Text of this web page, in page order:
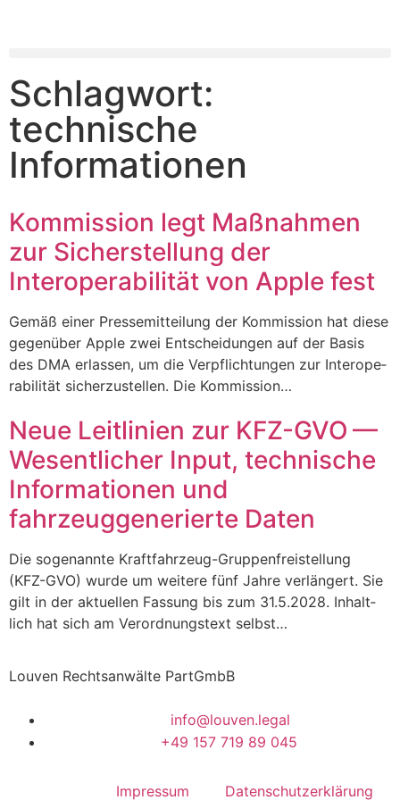
Schlagwort:
technische
Informationen
Kommission legt Maßnahmen
zur Sicherstellung der
Interoperabilität von Apple fest
Gemäß einer Pres­se­mit­tei­lung der Kom­mis­si­on hat die­se
gegen­über Apple zwei Ent­schei­dun­gen auf der Basis
des DMA erlas­sen, um die Ver­pflich­tun­gen zur Inter­ope­
ra­bi­li­tät sicher­zu­stel­len. Die Kommission…
Neue Leitlinien zur KFZ-GVO —
Wesentlicher Input, technische
Informationen und
fahrzeuggenerierte Daten
Die soge­nann­te Kraft­­­fahr­­zeug-Grup­­pen­f­rei­s­tel­­lung
(KFZ-GVO) wur­de um wei­te­re fünf Jah­re ver­län­gert. Sie
gilt in der aktu­el­len Fas­sung bis zum 31.5.2028. Inhalt­
lich hat sich am Ver­ord­nungs­text selbst…
Louven Rechtsanwälte PartGmbB
info@louven.legal
+49 157 719 89 045
Impressum Datenschutzerklärung